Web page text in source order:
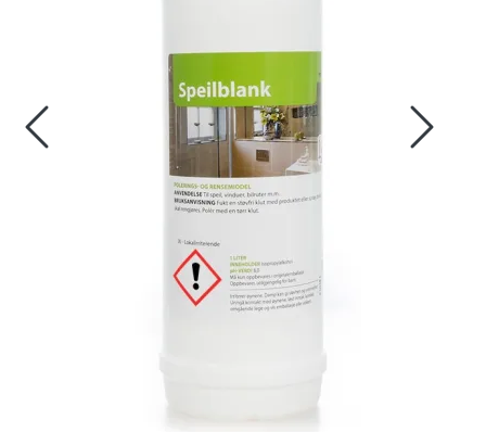
Forbruksmateriell
Gravferd